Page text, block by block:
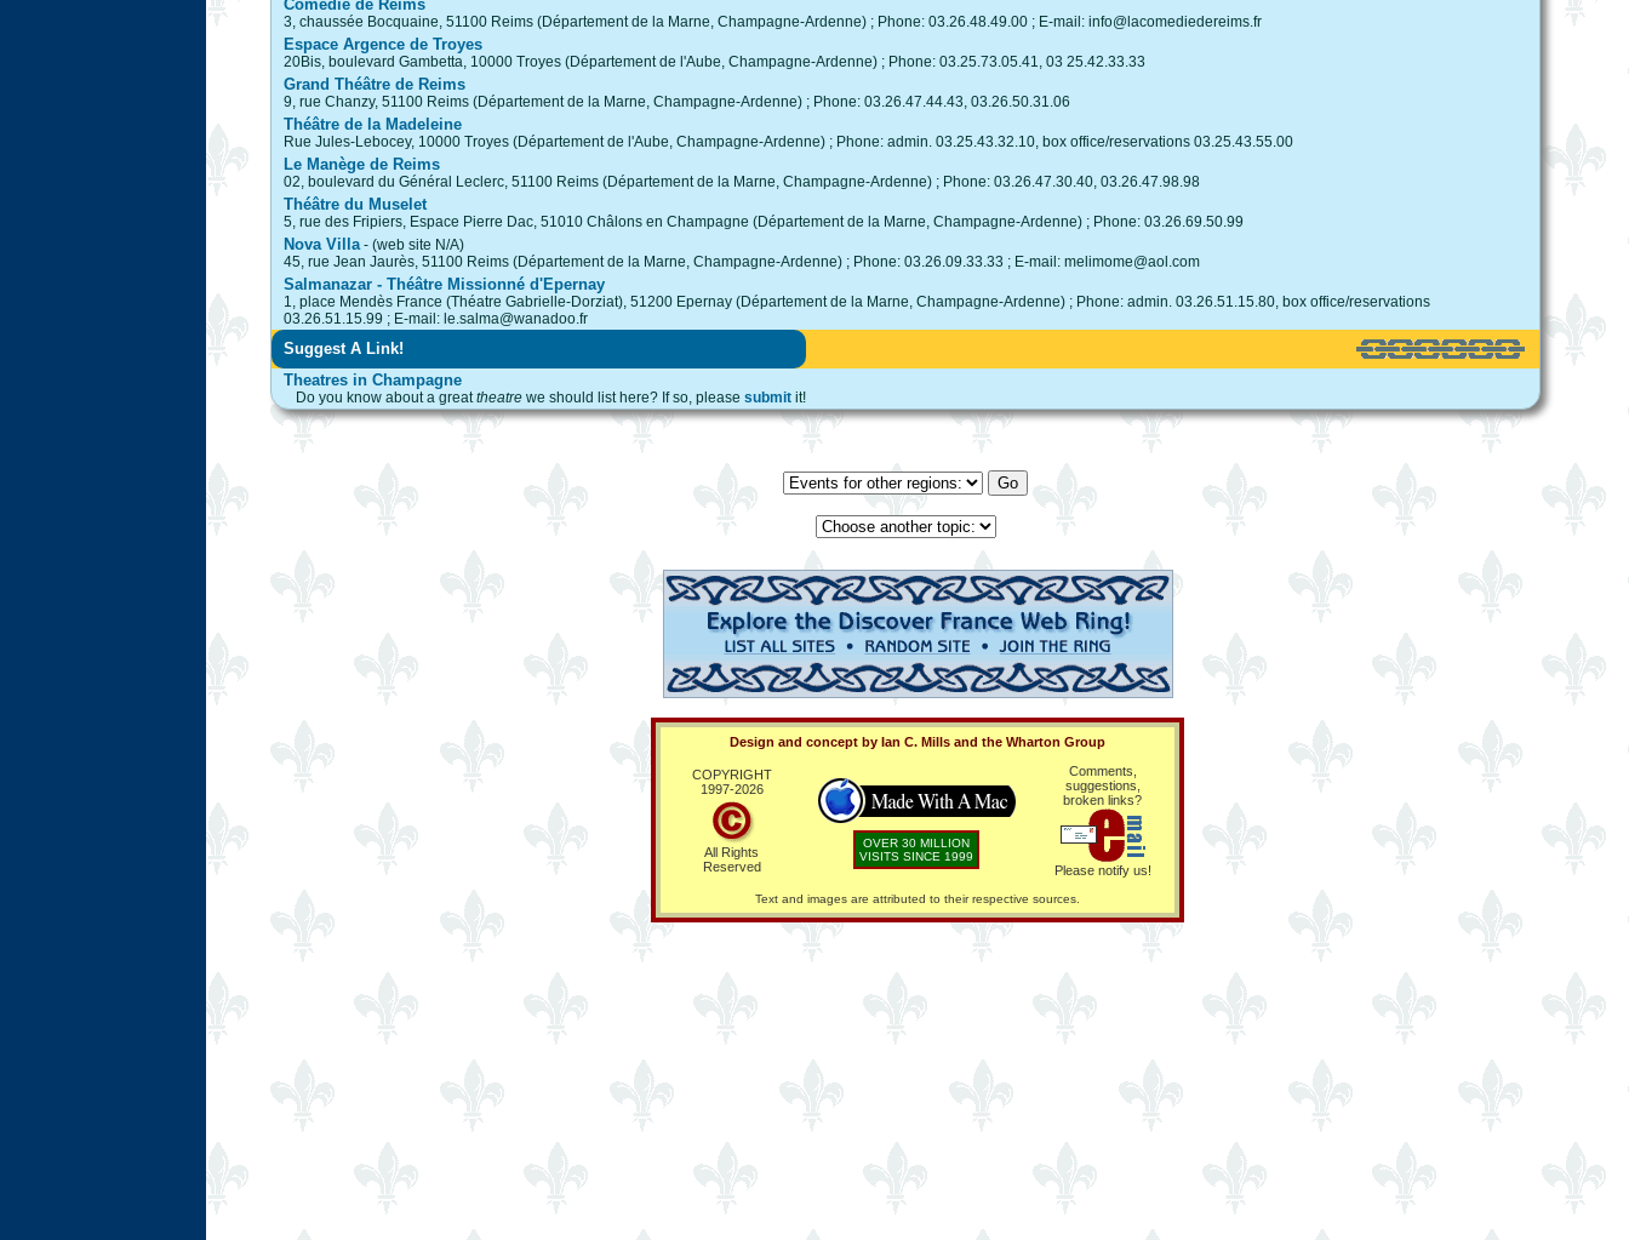
Comédie de Reims
3, chaussée Bocquaine, 51100 Reims (Département de la Marne, Champagne-Ardenne) ; Phone: 03.26.48.49.00 ; E-mail: info@lacomediedereims.fr
Espace Argence de Troyes
20Bis, boulevard Gambetta, 10000 Troyes (Département de l'Aube, Champagne-Ardenne) ; Phone: 03.25.73.05.41, 03 25.42.33.33
Grand Théâtre de Reims
9, rue Chanzy, 51100 Reims (Département de la Marne, Champagne-Ardenne) ; Phone: 03.26.47.44.43, 03.26.50.31.06
Théâtre de la Madeleine
Rue Jules-Lebocey, 10000 Troyes (Département de l'Aube, Champagne-Ardenne) ; Phone: admin. 03.25.43.32.10, box office/reservations 03.25.43.55.00
Le Manège de Reims
02, boulevard du Général Leclerc, 51100 Reims (Département de la Marne, Champagne-Ardenne) ; Phone: 03.26.47.30.40, 03.26.47.98.98
Théâtre du Muselet
5, rue des Fripiers, Espace Pierre Dac, 51010 Châlons en Champagne (Département de la Marne, Champagne-Ardenne) ; Phone: 03.26.69.50.99
Nova Villa- (web site N/A)
45, rue Jean Jaurès, 51100 Reims (Département de la Marne, Champagne-Ardenne) ; Phone: 03.26.09.33.33 ; E-mail: melimome@aol.com
Salmanazar - Théâtre Missionné d'Epernay
1, place Mendès France (Théatre Gabrielle-Dorziat), 51200 Epernay (Département de la Marne, Champagne-Ardenne) ; Phone: admin. 03.26.51.15.80, box office/reservations
03.26.51.15.99 ; E-mail: le.salma@wanadoo.fr
Suggest A Link!
Theatres in Champagne
Do you know about a greattheatre we should list here? If so, please submit it!
Design and concept by Ian C. Mills and the Wharton Group
COPYRIGHT
1997-2026
All Rights
Reserved
OVER 30 MILLION
VISITS SINCE 1999
Comments,
suggestions,
broken links?
Please notify us!
Text and images are attributed to their respective sources.